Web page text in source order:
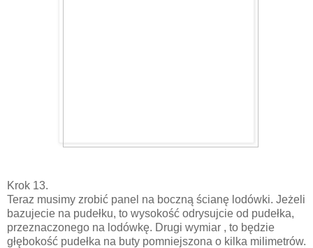
Krok 13.
Teraz musimy zrobić panel na boczną ścianę lodówki. Jeżeli
bazujecie na pudełku, to wysokość odrysujcie od pudełka,
przeznaczonego na lodówkę. Drugi wymiar , to będzie
głębokość pudełka na buty pomniejszona o kilka milimetrów.